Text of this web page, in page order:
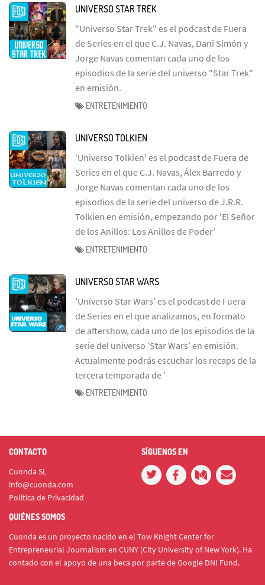
UNIVERSO STAR TREK
"Universo Star Trek" es el podcast de Fuera
de Series en el que C.J. Navas, Dani Simón y
Jorge Navas comentan cada uno de los
episodios de la serie del universo "Star Trek"
en emisión.
ENTRETENIMIENTO
UNIVERSO TOLKIEN
'Universo Tolkien' es el podcast de Fuera de
Series en el que C.J. Navas, Álex Barredo y
Jorge Navas comentan cada uno de los
episodios de la serie del universo de J.R.R.
Tolkien en emisión, empezando por 'El Señor
de los Anillos: Los Anillos de Poder'
ENTRETENIMIENTO
UNIVERSO STAR WARS
’Universo Star Wars’ es el podcast de Fuera
de Series en el que analizamos, en formato
de aftershow, cada uno de los episodios de la
serie del universo ’Star Wars’ en emisión.
Actualmente podrás escuchar los recaps de la
tercera temporada de ’
ENTRETENIMIENTO
CONTACTO
Cuonda SL
info@cuonda.com
Política de Privacidad
SÍGUENOS EN
QUIÉNES SOMOS
Cuonda es un proyecto nacido en el Tow Knight Center for
Entrepreneurial Journalism en CUNY (City University of New York). Ha
contado con el apoyo de una beca por parte de Google DNI Fund.